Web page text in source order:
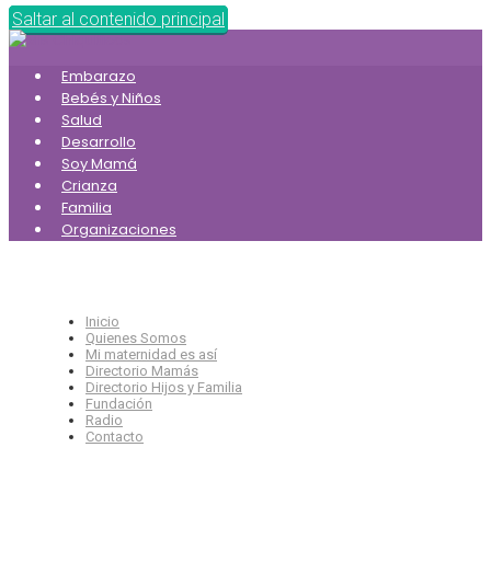
Saltar al contenido principal
Embarazo
Bebés y Niños
Salud
Desarrollo
Soy Mamá
Crianza
Familia
Organizaciones
Inicio
Quienes Somos
Mi maternidad es así
Directorio Mamás
Directorio Hijos y Familia
Fundación
Radio
Contacto